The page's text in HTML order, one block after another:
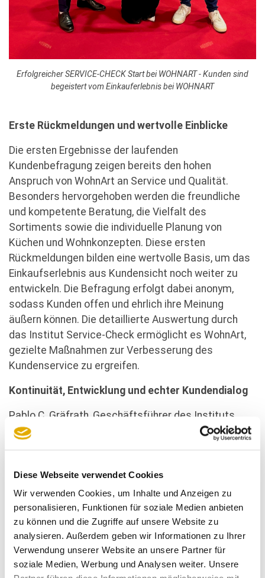
Diese Webseite verwendet Cookies
Wir verwenden Cookies, um Inhalte und Anzeigen zu
personalisieren, Funktionen für soziale Medien anbieten
zu können und die Zugriffe auf unsere Website zu
analysieren. Außerdem geben wir Informationen zu Ihrer
Verwendung unserer Website an unsere Partner für
soziale Medien, Werbung und Analysen weiter. Unsere
Erfolgreicher SERVICE-CHECK Start bei WOHNART - Kunden sind
begeistert vom Einkauferlebnis bei WOHNART
Erste Rückmeldungen und wertvolle Einblicke
Die ersten Ergebnisse der laufenden
Kundenbefragung zeigen bereits den hohen
Anspruch von WohnArt an Service und Qualität.
Besonders hervorgehoben werden die freundliche
und kompetente Beratung, die Vielfalt des
Sortiments sowie die individuelle Planung von
Küchen und Wohnkonzepten. Diese ersten
Rückmeldungen bilden eine wertvolle Basis, um das
Einkaufserlebnis aus Kundensicht noch weiter zu
entwickeln. Die Befragung erfolgt dabei anonym,
sodass Kunden offen und ehrlich ihre Meinung
äußern können. Die detaillierte Auswertung durch
das Institut Service-Check ermöglicht es WohnArt,
gezielte Maßnahmen zur Verbesserung des
Kundenservice zu ergreifen.
Kontinuität, Entwicklung und echter Kundendialog
Pablo C. Gräfrath, Geschäftsführer des Instituts
SERVICE-CHECK, hebt hervor: „
Schon die ersten
tagtäglich gelebt. Ich freue mich sehr, diesen Weg
gemeinsam mit dem Team von WohnArt zu gehen, um
dieses Engagement künftig mit fundierten Ergebnissen
sichtbar machen zu dürfen.“
Servicequalität, die spürbar wird
Die ersten Rückmeldungen der Kunden zeigen: